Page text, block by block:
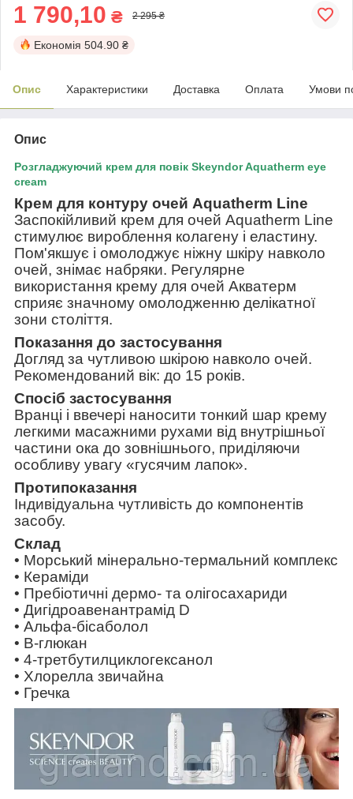
1 790,10 ₴ 2 295 ₴
Економія 504.90 ₴
Опис Характеристики Доставка Оплата Умови
Опис
Розгладжуючий крем для повік Skeyndor Aquatherm eye
cream
Крем для контуру очей Aquatherm Line
Заспокійливий крем для очей Aquatherm Line
стимулює вироблення колагену і еластину.
Пом'якшує і омолоджує ніжну шкіру навколо
очей, знімає набряки. Регулярне
використання крему для очей Акватерм
сприяє значному омолодженню делікатної
зони століття.
Показання до застосування
Догляд за чутливою шкірою навколо очей.
Рекомендований вік: до 15 років.
Спосіб застосування
Вранці і ввечері наносити тонкий шар крему
легкими масажними рухами від внутрішньої
частини ока до зовнішнього, приділяючи
особливу увагу «гусячим лапок».
Протипоказання
Індивідуальна чутливість до компонентів
засобу.
Склад
• Морський мінерально-термальний комплекс
• Кераміди
• Пребіотичні дермо- та олігосахариди
• Дигідроавенантрамід D
• Альфа-бісаболол
• B-глюкан
• 4-третбутилциклогексанол
• Хлорелла звичайна
• Гречка